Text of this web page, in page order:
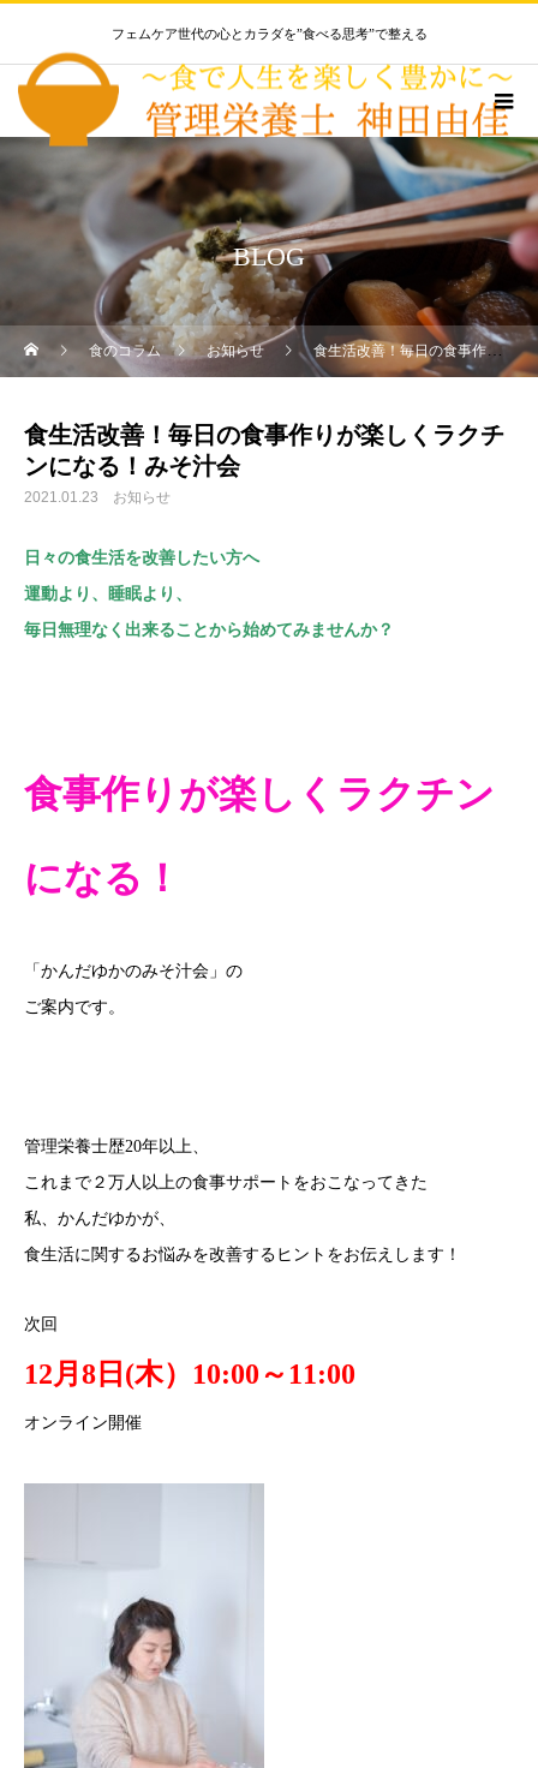
フェムケア世代の心とカラダを”食べる思考”で整える
BLOG
食のコラム お知らせ 食生活改善！毎日の食事作りが楽しくラクチンになる！みそ汁会
食生活改善！毎日の食事作りが楽しくラクチ
ンになる！みそ汁会
2021.01.23 お知らせ
日々の食生活を改善したい方へ
運動より、睡眠より、
毎日無理なく出来ることから始めてみませんか？
食事作りが楽しくラクチン
になる！
「かんだゆかのみそ汁会」の
ご案内です。
管理栄養士歴20年以上、
これまで２万人以上の食事サポートをおこなってきた
私、かんだゆかが、
食生活に関するお悩みを改善するヒントをお伝えします！
次回
12月8日(木）10:00～11:00
オンライン開催